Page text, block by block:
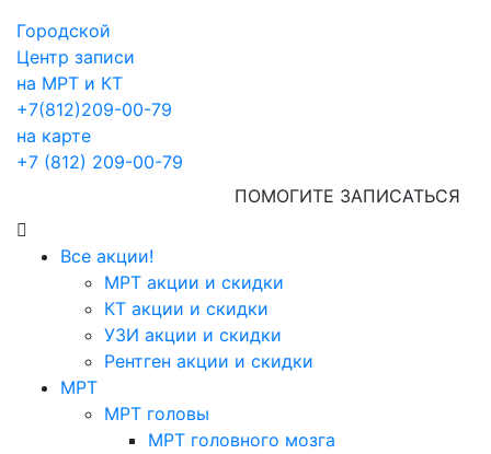
Городской
Центр записи
на МРТ и КТ
+7(812)209-00-79
на карте
+7 (812) 209-00-79
ПОМОГИТЕ ЗАПИСАТЬСЯ
Все акции!
МРТ акции и скидки
КТ акции и скидки
УЗИ акции и скидки
Рентген акции и скидки
МРТ
МРТ головы
МРТ головного мозга